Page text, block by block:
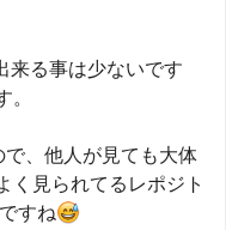
来る事は少ないです
。
で、他人が見ても大体
く見られてるレポジト
すね